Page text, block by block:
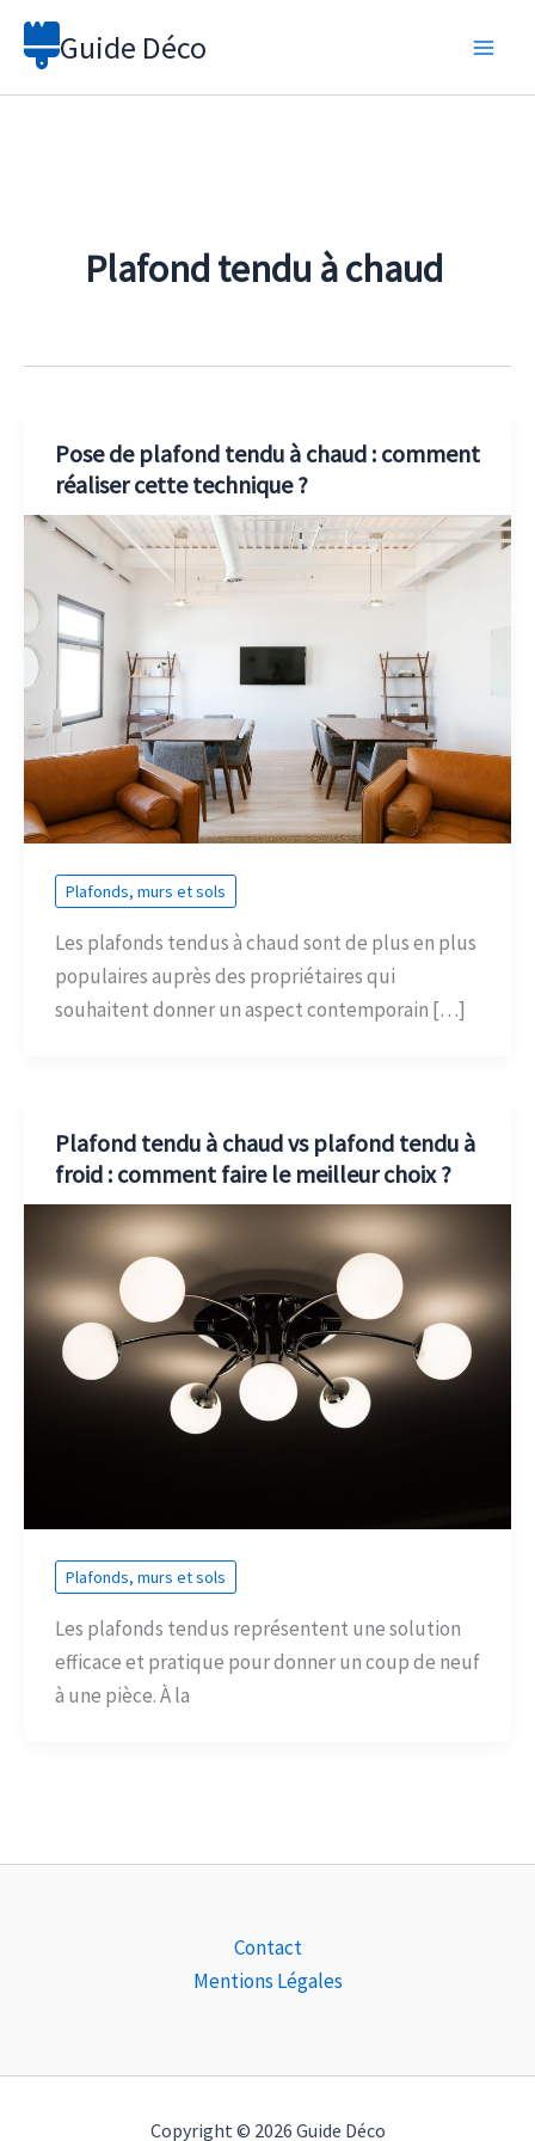
Aller
Guide Déco
Plafond tendu à chaud
Pose de plafond tendu à chaud : comment
réaliser cette technique ?
Plafonds, murs et sols
Les plafonds tendus à chaud sont de plus en plus
populaires auprès des propriétaires qui
souhaitent donner un aspect contemporain […]
Plafond tendu à chaud vs plafond tendu à
froid : comment faire le meilleur choix ?
Plafonds, murs et sols
Les plafonds tendus représentent une solution
efficace et pratique pour donner un coup de neuf
à une pièce. À la
Contact
Mentions Légales
Copyright © 2026 Guide Déco